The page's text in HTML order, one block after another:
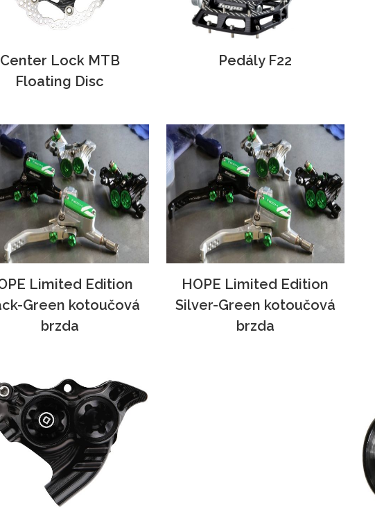
Center Lock MTB
Floating Disc
Pedály F22
Limited Edition
Green kotoučová
brzda
HOPE Limited Edition
Silver-Green kotoučová
brzda